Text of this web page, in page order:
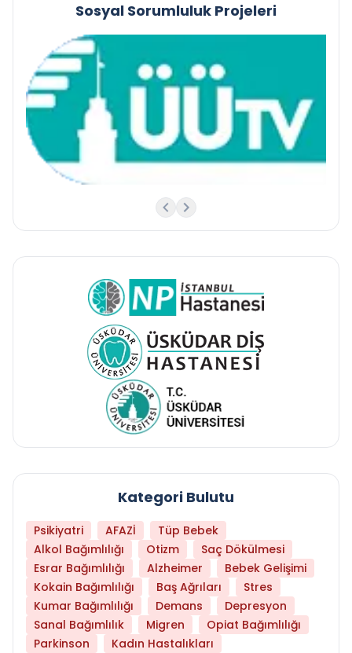
Sosyal Sorumluluk Projeleri
Kategori Bulutu
Psikiyatri AFAZİ
Tüp Bebek
Alkol Bağımlılığı
Otizm
Saç Dökülmesi
Esrar Bağımlılığı
Alzheimer
Bebek Gelişimi
Kokain Bağımlılığı
Baş Ağrıları
Stres
Kumar Bağımlılığı
Demans
Depresyon
Sanal Bağımlılık
Migren
Opiat Bağımlılığı
Parkinson
Kadın Hastalıkları